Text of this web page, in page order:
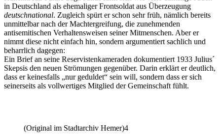
in Deutschland als ehemaliger Frontsoldat aus Überzeugung
deutschnational. Zugleich spürt er schon sehr früh, nämlich bereits
unmittelbar nach der Machtergreifung, die zunehmenden
antisemitischen Verhaltensweisen seiner Mitmenschen. Aber er
nimmt diese nicht einfach hin, sondern argumentiert sachlich und
beharrlich dagegen:
Ein Brief an seine Reservistenkameraden dokumentiert 1933 Julius´
Skepsis den neuen Strömungen gegenüber. Darin erklärt er deutlich,
dass er keinesfalls „nur geduldet“ sein will, sondern dass er sich
seinerseits als vollwertiges Mitglied der Gemeinschaft fühlt.
(Original im Stadtarchiv Hemer)4